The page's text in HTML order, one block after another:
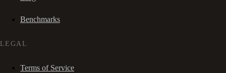
Benchmarks
LEGAL
Terms of Service